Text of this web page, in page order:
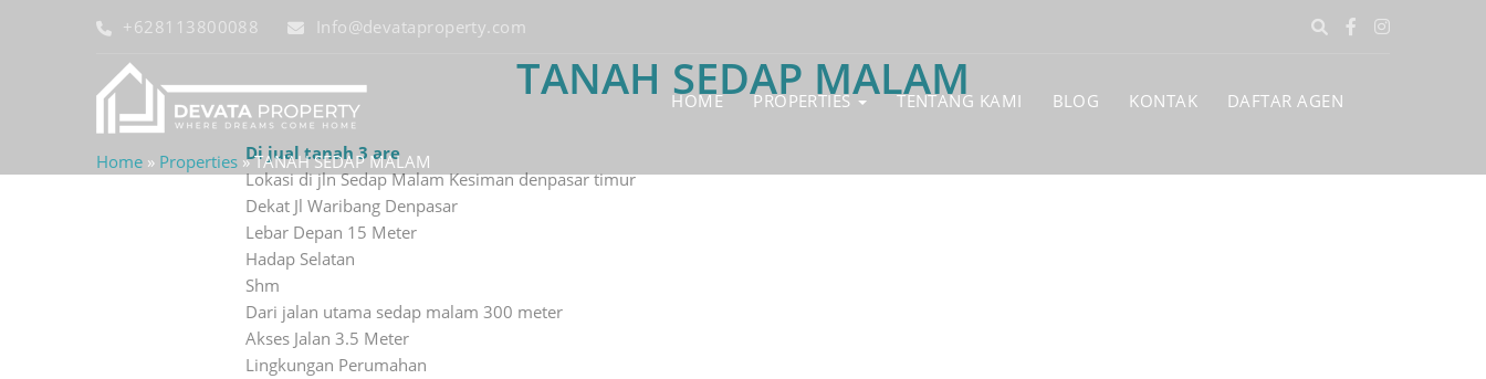
+628113800088 Info@devataproperty.com
HOME PROPERTIES TENTANG KAMI BLOG KONTAK DAFTAR AGEN
Home » Properties »TANAH SEDAP MALAM
TANAH SEDAP MALAM
Di jual tanah 3 are
Lokasi di jln Sedap Malam Kesiman denpasar timur
Dekat Jl Waribang Denpasar
Lebar Depan 15 Meter
Hadap Selatan
Shm
Dari jalan utama sedap malam 300 meter
Akses Jalan 3.5 Meter
Lingkungan Perumahan